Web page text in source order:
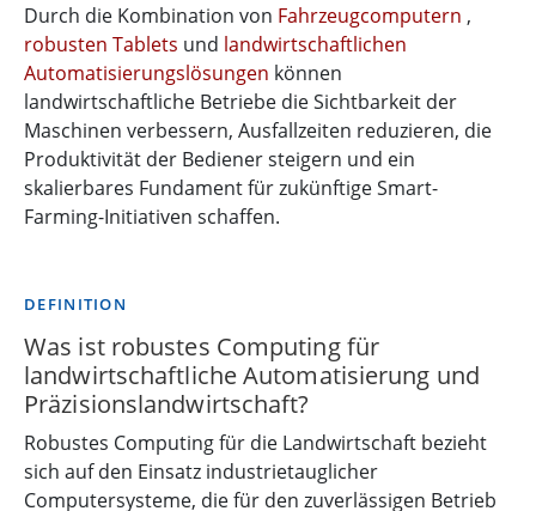
Durch die Kombination von Fahrzeugcomputern ,
robusten Tablets und landwirtschaftlichen
Automatisierungslösungen können
landwirtschaftliche Betriebe die Sichtbarkeit der
Maschinen verbessern, Ausfallzeiten reduzieren, die
Produktivität der Bediener steigern und ein
skalierbares Fundament für zukünftige Smart-
Farming-Initiativen schaffen.
DEFINITION
Was ist robustes Computing für
landwirtschaftliche Automatisierung und
Präzisionslandwirtschaft?
Robustes Computing für die Landwirtschaft bezieht
sich auf den Einsatz industrietauglicher
Computersysteme, die für den zuverlässigen Betrieb